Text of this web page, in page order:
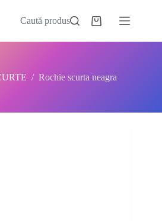
Caută produs
Coș
/ Rochie scurta neagra